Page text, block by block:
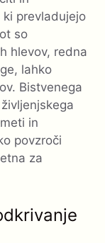
prevladujejo
so
hlevov, redna
lahko
Bistvenega
in
povzroči
za